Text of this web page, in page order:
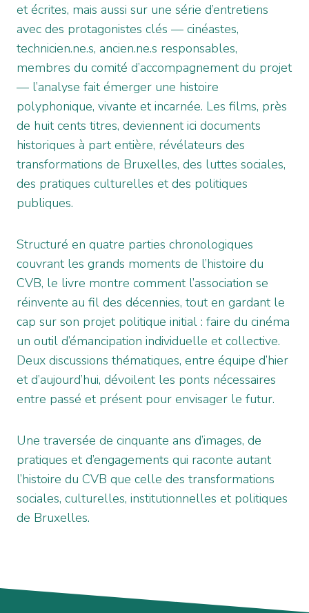
et écrites, mais aussi sur une série d’entretiens
avec des protagonistes clés — cinéastes,
technicien.ne.s, ancien.ne.s responsables,
membres du comité d’accompagnement du projet
— l’analyse fait émerger une histoire
polyphonique, vivante et incarnée. Les films, près
de huit cents titres, deviennent ici documents
historiques à part entière, révélateurs des
transformations de Bruxelles, des luttes sociales,
des pratiques culturelles et des politiques
publiques.
Structuré en quatre parties chronologiques
couvrant les grands moments de l’histoire du
CVB, le livre montre comment l’association se
réinvente au fil des décennies, tout en gardant le
cap sur son projet politique initial : faire du cinéma
un outil d’émancipation individuelle et collective.
Deux discussions thématiques, entre équipe d’hier
et d’aujourd’hui, dévoilent les ponts nécessaires
entre passé et présent pour envisager le futur.
Une traversée de cinquante ans d’images, de
pratiques et d’engagements qui raconte autant
l’histoire du CVB que celle des transformations
sociales, culturelles, institutionnelles et politiques
de Bruxelles.